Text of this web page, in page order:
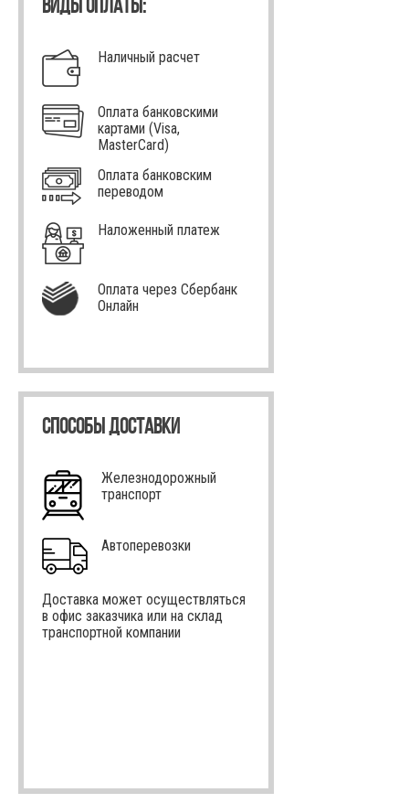
ВИДЫ ОПЛАТЫ:
Наличный расчет
Оплата банковскими
картами (Visa,
MasterCard)
Оплата банковским
переводом
Наложенный платеж
Оплата через Сбербанк
Онлайн
СПОСОБЫ ДОСТАВКИ
Железнодорожный
транспорт
Автоперевозки
Доставка может осуществляться
в офис заказчика или на склад
транспортной компании